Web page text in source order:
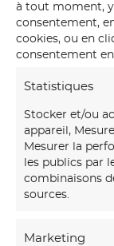
à tout moment,
consentement,
cookies, ou en
consentement en
Statistiques
Stocker et/ou
appareil,
Mesurer la
les publics par
combinaisons
sources.
Marketing
Certificat
Chaque
d’un certificat
numéro de
30 édités, de la
création et de
l’impression.
collection,